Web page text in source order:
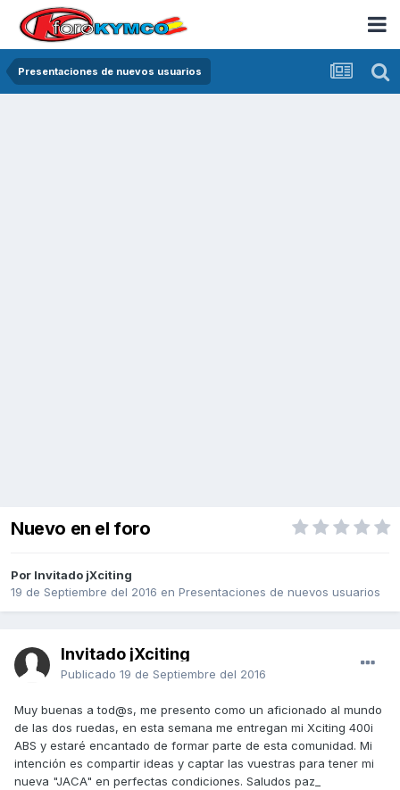
Presentaciones de nuevos usuarios
Nuevo en el foro
Por Invitado jXciting
19 de Septiembre del 2016 en Presentaciones de nuevos usuarios
Invitado jXciting
Publicado 19 de Septiembre del 2016
Muy buenas a tod@s, me presento como un aficionado al mundo
de las dos ruedas, en esta semana me entregan mi Xciting 400i
ABS y estaré encantado de formar parte de esta comunidad. Mi
intención es compartir ideas y captar las vuestras para tener mi
nueva "JACA" en perfectas condiciones. Saludos paz_